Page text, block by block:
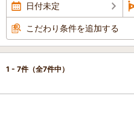
日付未定
こだわり条件を追加する
1 - 7件（全7件中）